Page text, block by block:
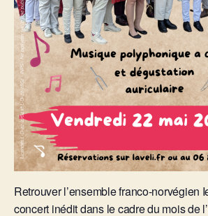
Retrouver l’ensemble franco-norvégien
concert inédit dans le cadre du mois de